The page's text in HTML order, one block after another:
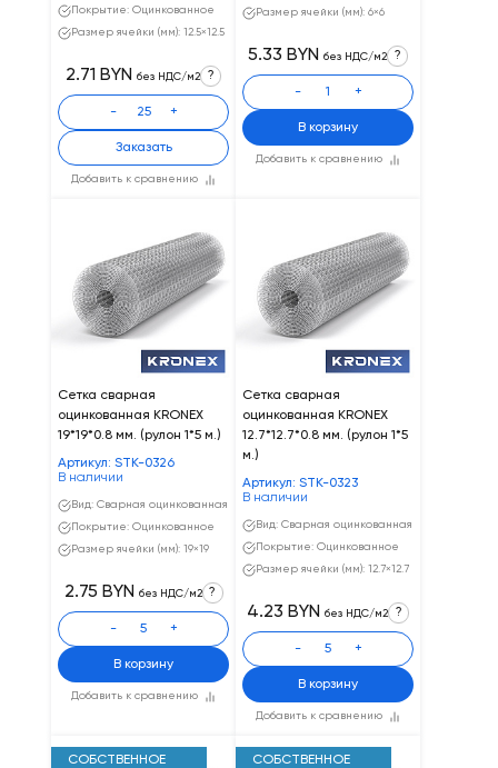
Покрытие: Оцинкованное
Размер ячейки (мм): 12.5×12.5
Добавить к сравнению
2.71 BYN без НДС/м2 ?
- +
Заказать
Размер ячейки (мм): 6×6
Добавить к сравнению
5.33 BYN без НДС/м2 ?
- +
В корзину
Сетка сварная
оцинкованная KRONEX
19*19*0.8 мм. (рулон 1*5 м.)
Артикул: STK-0326
В наличии
Вид: Сварная оцинкованная
Покрытие: Оцинкованное
Размер ячейки (мм): 19×19
Добавить к сравнению
2.75 BYN без НДС/м2 ?
- +
В корзину
Сетка сварная
оцинкованная KRONEX
12.7*12.7*0.8 мм. (рулон 1*5
м.)
Артикул: STK-0323
В наличии
Вид: Сварная оцинкованная
Покрытие: Оцинкованное
Размер ячейки (мм): 12.7×12.7
Добавить к сравнению
4.23 BYN без НДС/м2 ?
- +
В корзину
СОБСТВЕННОЕ
СОБСТВЕННОЕ